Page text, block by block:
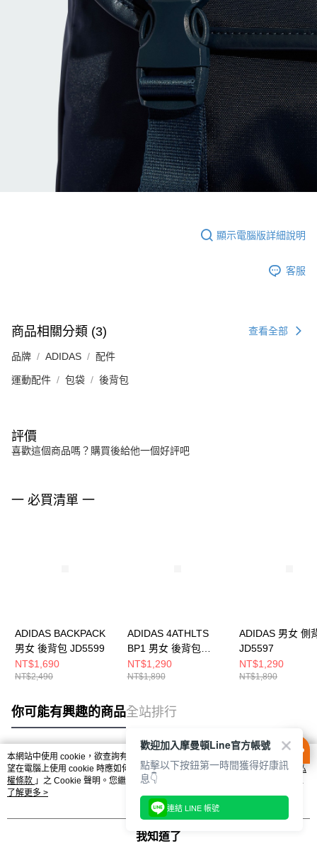
顯示電腦版詳細說明
客服
商品相關分類 (3) 查看全部
品牌 ADIDAS 配件
運動配件 包袋 後背包
評價
喜歡這個商品嗎？購買後給他一個好評吧
一 必買清單 一
ADIDAS BACKPACK
男女 後背包 JD5599
NT$1,690
NT$2,490
ADIDAS 4ATHLTS
BP1 男女 後背包
JL6155
NT$1,290
NT$1,890
ADIDAS 男女 側
JD5597
NT$1,290
NT$1,890
你可能有興趣的商品全站排行
熱門標籤
本網站中使用 cookie，欲查詢有關本網站使用 cookie 方式之詳情，及若您不希
望在電腦上使用 cookie 時應如何變更電腦的 cookie 設定，請參閱本網站「
隱私
權條款 」之 Cookie 聲明。您繼續使用本網站即表示您同意本公司得按本網站使
用條款之 Cookie 聲明使用 cookie。
了解更多 >
我知道了
歡迎加入摩曼頓Line官方帳號
點擊以下按鈕第一時間獲得好康訊
息👇
連結 LINE 帳號